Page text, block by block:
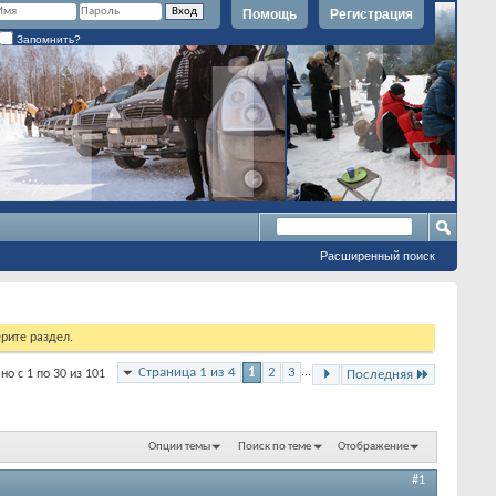
Регистрация
Помощь
Запомнить?
Расширенный поиск
раздел.
Страница 1 из 4 1 2 3 ... Последняя
с 1 по 30 из 101
Опции темы Поиск по теме Отображение
#1